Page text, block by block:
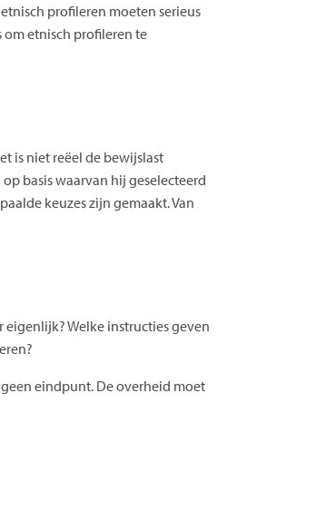
profileren moeten serieus
etnisch profileren te
is niet reëel de bewijslast
basis waarvan hij geselecteerd
keuzes zijn gemaakt. Van
Welke instructies geven
eindpunt. De overheid moet